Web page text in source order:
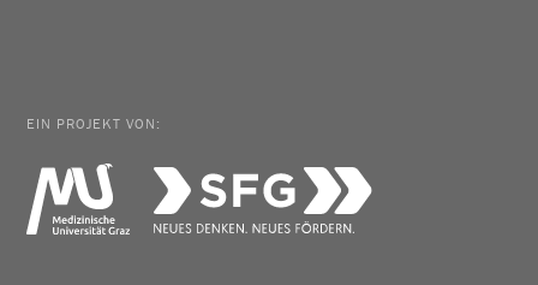
EIN PROJEKT VON: